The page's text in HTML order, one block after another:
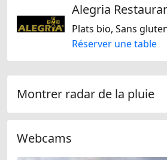
Réserver une table
Montrer radar de la pluie
Webcams